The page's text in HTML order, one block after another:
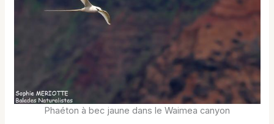
Phaéton à bec jaune dans le Waimea canyon